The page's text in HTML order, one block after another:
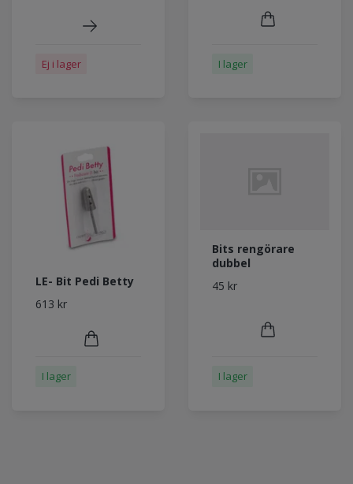
Ej i lager I lager
LE- Bit Pedi Betty
613 kr
I lager
Bits rengörare
dubbel
45 kr
I lager